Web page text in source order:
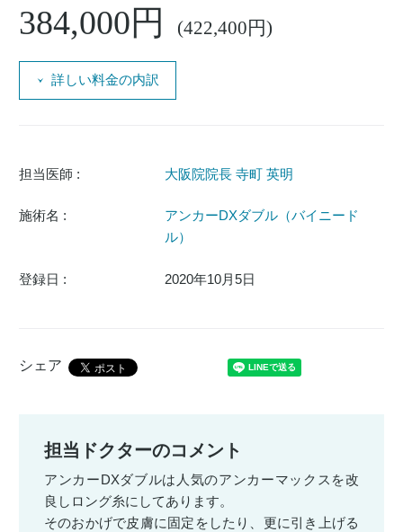
384,000円 (422,400円)
詳しい料金の内訳
担当医師 : 大阪院院長 寺町 英明
施術名 :
アンカーDXダブル（バイニード
ル）
登録日 : 2020年10月5日
シェア
担当ドクターのコメント
アンカーDXダブルは人気のアンカーマックスを改
良しロング糸にしてあります。
そのおかげで皮膚に固定をしたり、更に引き上げる